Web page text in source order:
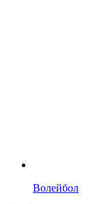
Волейбол